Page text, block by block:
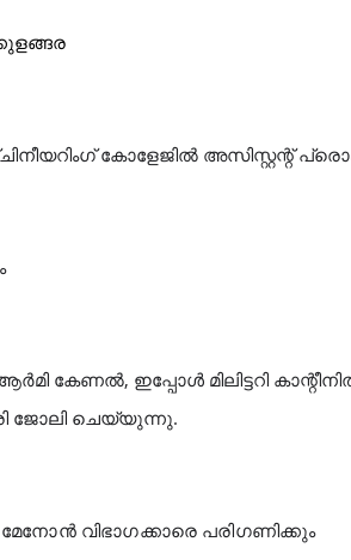
കോളേജിൽ അസിസ്റ്റന്റ്
കേണൽ, ഇപ്പോൾ മിലിട്ടറി
ജോലി ചെയ്യുന്നു.
വിഭാഗക്കാരെ പരിഗണിക്കും